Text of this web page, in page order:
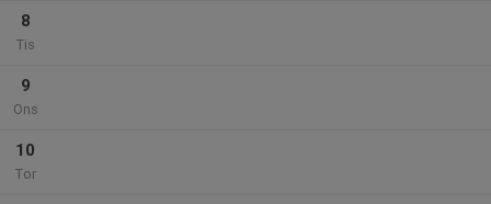
8
Tis
9
Ons
10
Tor